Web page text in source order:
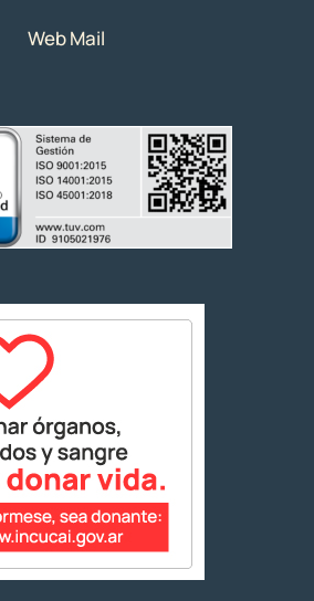
Web Mail